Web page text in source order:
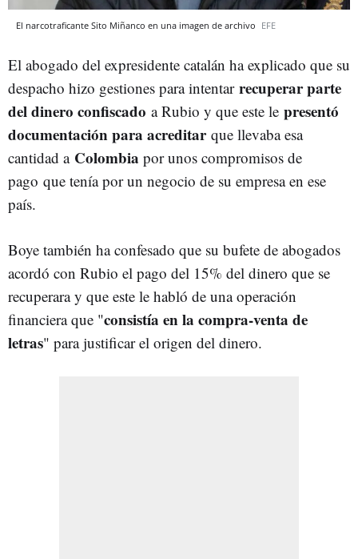
El narcotraficante Sito Miñanco en una imagen de archivo EFE
El abogado del expresidente catalán ha explicado que su
despacho hizo gestiones para intentar recuperar parte
del dinero confiscado a Rubio y que este le presentó
documentación para acreditar que llevaba esa
cantidad a Colombia por unos compromisos de
pago que tenía por un negocio de su empresa en ese
país.
Boye también ha confesado que su bufete de abogados
acordó con Rubio el pago del 15% del dinero que se
recuperara y que este le habló de una operación
financiera que "consistía en la compra-venta de
letras" para justificar el origen del dinero.